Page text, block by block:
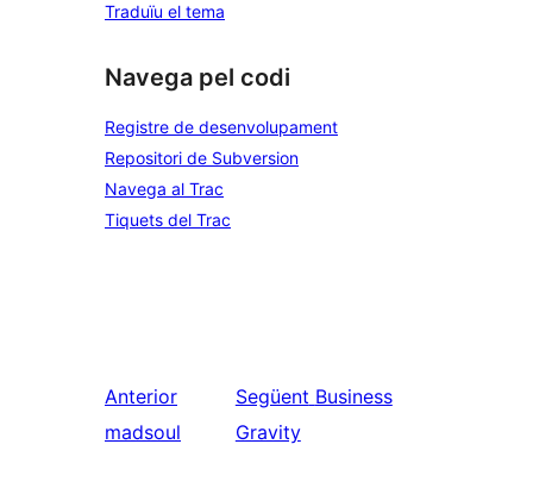
Traduïu el tema
Navega pel codi
Registre de desenvolupament
Repositori de Subversion
Navega al Trac
Tiquets del Trac
Anterior
madsoul
Següent Business
Gravity